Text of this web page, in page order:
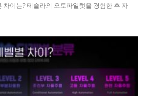
차이는? 테슬라의 오토파일럿을 경험한 후 자